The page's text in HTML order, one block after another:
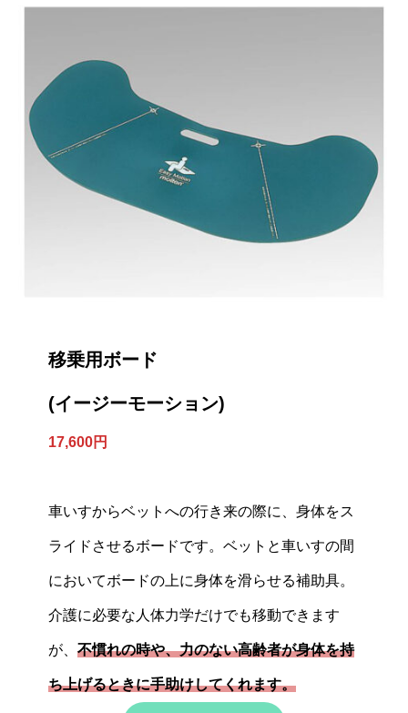
移乗用ボード
(イージーモーション)
17,600円
車いすからベットへの行き来の際に、身体をス
ライドさせるボードです。ベットと車いすの間
においてボードの上に身体を滑らせる補助具。
介護に必要な人体力学だけでも移動できます
が、 不慣れの時や、力のない高齢者が身体を持
ち上げるときに手助けしてくれます。